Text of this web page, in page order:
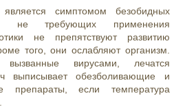
симптомом безобидных
не требующих применения
не препятствуют развитию
того, они ослабляют организм.
вызванные вирусами, лечатся
выписывает обезболивающие и
препараты, если температура